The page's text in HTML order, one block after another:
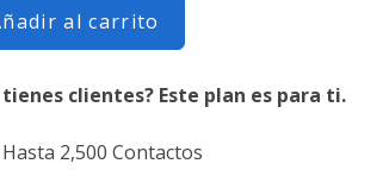
al carrito
tienes clientes? Este plan es para ti.
Hasta 2,500 Contactos